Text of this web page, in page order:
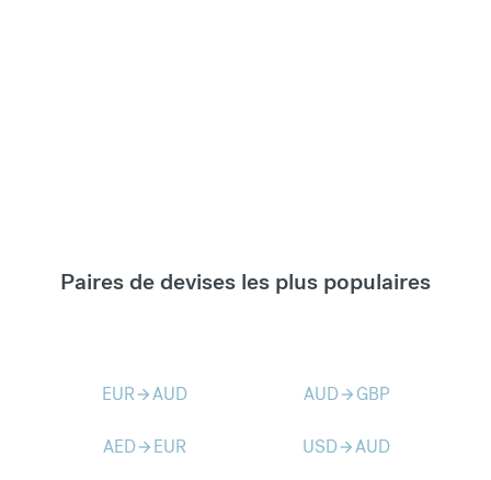
Paires de devises les plus populaires
EURarrow_forwardAUD AUDarrow_forward GBP
AEDarrow_forward EUR USDarrow_forwardAUD